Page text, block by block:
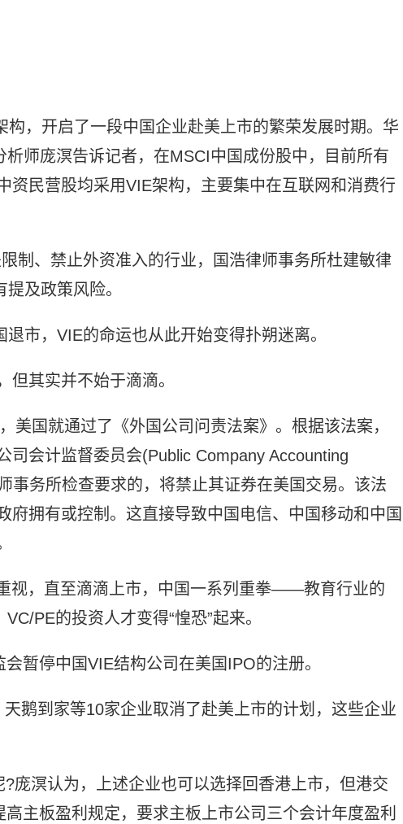
构，开启了一段中国企业赴美上市的繁荣发展时期。华
师庞溟告诉记者，在MSCI中国成份股中，目前所有
资民营股均采用VIE架构，主要集中在互联网和消费行
制、禁止外资准入的行业，国浩律师事务所杜建敏律
及政策风险。
市，VIE的命运也从此开始变得扑朔迷离。
但其实并不始于滴滴。
美国就通过了《外国公司问责法案》。根据该法案，
司会计监督委员会(Public Company Accounting
事务所检查要求的，将禁止其证券在美国交易。该法
府拥有或控制。这直接导致中国电信、中国移动和中国
视，直至滴滴上市，中国一系列重拳——教育行业的
PE的投资人才变得“惶恐”起来。
暂停中国VIE结构公司在美国IPO的注册。
鹅到家等10家企业取消了赴美上市的计划，这些企业
庞溟认为，上述企业也可以选择回香港上市，但港交
主板盈利规定，要求主板上市公司三个会计年度盈利